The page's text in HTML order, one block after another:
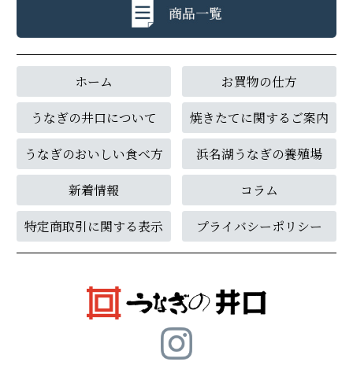
ホーム
お買物の仕方
うなぎの井口について
焼きたてに関するご案内
うなぎのおいしい食べ方
浜名湖うなぎの養殖場
新着情報
コラム
特定商取引に関する表示
プライバシーポリシー